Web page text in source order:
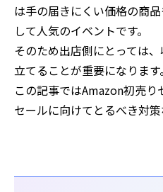
は手の届きにくい価格の商
して人気のイベントです。
そのため出店側にとっては
立てることが重要になります。
この記事ではAmazon初売り
セールに向けてとるべき対策